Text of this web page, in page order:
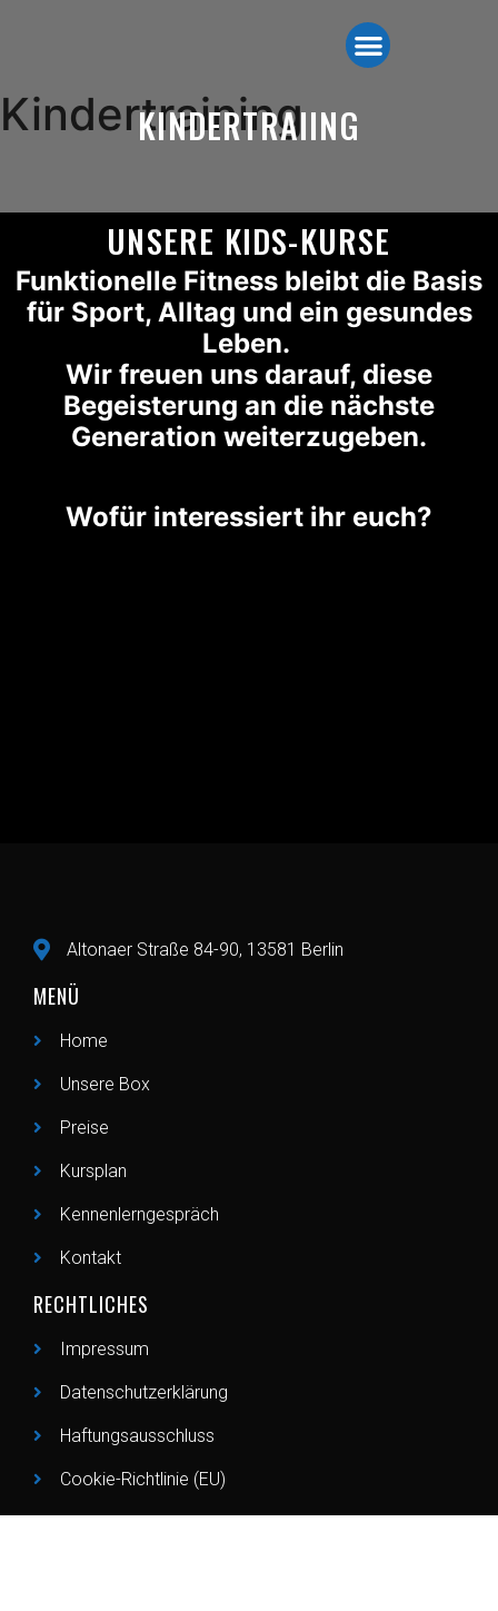
Kindertraining
KINDERTRAIING
UNSERE KIDS-KURSE
Funktionelle Fitness bleibt die Basis
für Sport, Alltag und ein gesundes
Leben.
Wir freuen uns darauf, diese
Begeisterung an die nächste
Generation weiterzugeben.
Wofür interessiert ihr euch?
Altonaer Straße 84-90, 13581 Berlin
MENÜ
Home
Unsere Box
Preise
Kursplan
Kennenlerngespräch
Kontakt
RECHTLICHES
Impressum
Datenschutzerklärung
Haftungsausschluss
Cookie-Richtlinie (EU)